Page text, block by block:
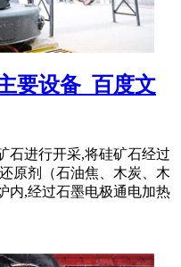
要设备_百度文
石进行开采,将硅矿石经过
原剂（石油焦、木炭、木
内,经过石墨电极通电加热